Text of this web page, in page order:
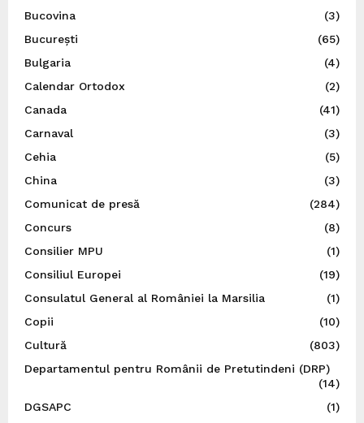
Bucovina
(3)
București
(65)
Bulgaria
(4)
Calendar Ortodox
(2)
Canada
(41)
Carnaval
(3)
Cehia
(5)
China
(3)
Comunicat de presă
(284)
Concurs
(8)
Consilier MPU
(1)
Consiliul Europei
(19)
Consulatul General al României la Marsilia
(1)
Copii
(10)
Cultură
(803)
Departamentul pentru Românii de Pretutindeni (DRP)
(14)
DGSAPC
(1)